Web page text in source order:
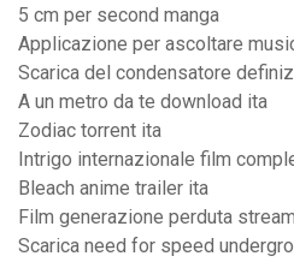
5 cm per second manga
Applicazione per ascoltare
Scarica del condensatore
A un metro da te download ita
Zodiac torrent ita
Intrigo internazionale film
Bleach anime trailer ita
Film generazione perduta
Scarica need for speed